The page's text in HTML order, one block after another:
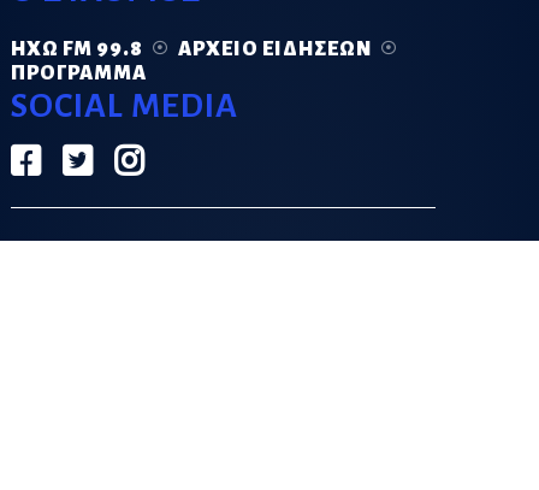
ΗΧΏ FM 99.8
ΑΡΧΕΊΟ ΕΙΔΉΣΕΩΝ
ΠΡΌΓΡΑΜΜΑ
SOCIAL MEDIA